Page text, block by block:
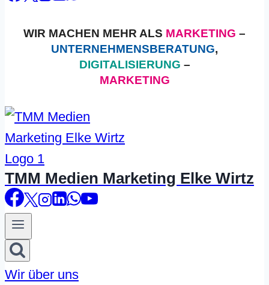
WIR MACHEN MEHR ALS MARKETING –
UNTERNEHMENSBERATUNG,
DIGITALISIERUNG –
MARKETING
TMM Medien Marketing Elke Wirtz
Wir über uns